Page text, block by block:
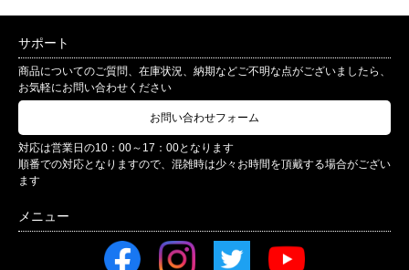
サポート
商品についてのご質問、在庫状況、納期などご不明な点がございましたら、
お気軽にお問い合わせください
お問い合わせフォーム
対応は営業日の10：00～17：00となります
順番での対応となりますので、混雑時は少々お時間を頂戴する場合がござい
ます